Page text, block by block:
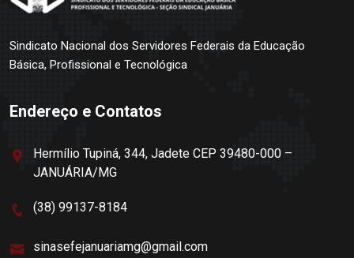
Sindicato Nacional dos Servidores Federais da Educação
Básica, Profissional e Tecnológica
Endereço e Contatos
Hermílio Tupiná, 344, Jadete CEP 39480-000 –
JANUÁRIA/MG
(38) 99137-8184
sinasefejanuariamg@gmail.com